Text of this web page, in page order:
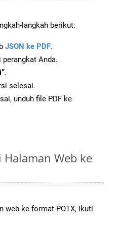
langkah berikut:
JSON ke PDF.
perangkat Anda.
.
selesai.
unduh file PDF ke
Web ke
web ke format POTX, ikuti